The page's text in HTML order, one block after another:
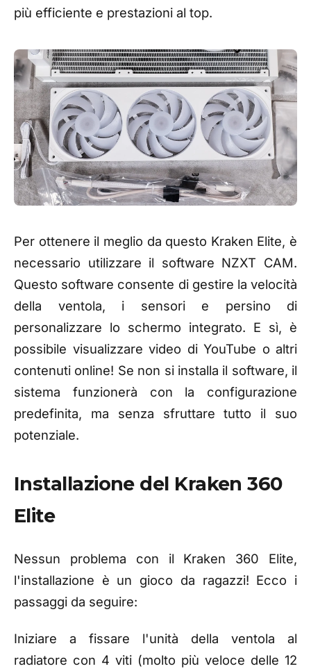
più efficiente e prestazioni al top.
Per ottenere il meglio da questo Kraken Elite, è
necessario utilizzare il software NZXT CAM.
Questo software consente di gestire la velocità
della ventola, i sensori e persino di
personalizzare lo schermo integrato. E sì, è
possibile visualizzare video di YouTube o altri
contenuti online! Se non si installa il software, il
sistema funzionerà con la configurazione
predefinita, ma senza sfruttare tutto il suo
potenziale.
Installazione del Kraken 360
Elite
Nessun problema con il Kraken 360 Elite,
l'installazione è un gioco da ragazzi! Ecco i
passaggi da seguire:
Iniziare a fissare l'unità della ventola al
radiatore con 4 viti (molto più veloce delle 12